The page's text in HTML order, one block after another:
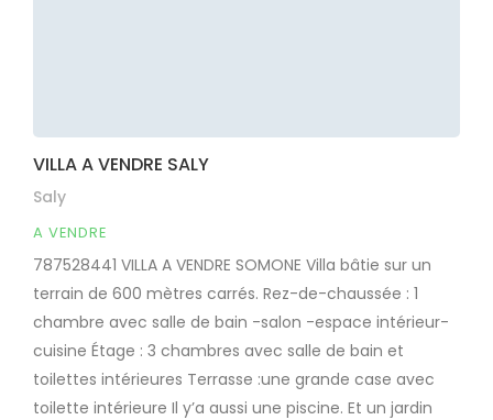
VILLA A VENDRE SALY
Saly
A VENDRE
787528441 VILLA A VENDRE SOMONE Villa bâtie sur un
terrain de 600 mètres carrés. Rez-de-chaussée : 1
chambre avec salle de bain -salon -espace intérieur-
cuisine Étage : 3 chambres avec salle de bain et
toilettes intérieures Terrasse :une grande case avec
toilette intérieure Il y’a aussi une piscine. Et un jardin